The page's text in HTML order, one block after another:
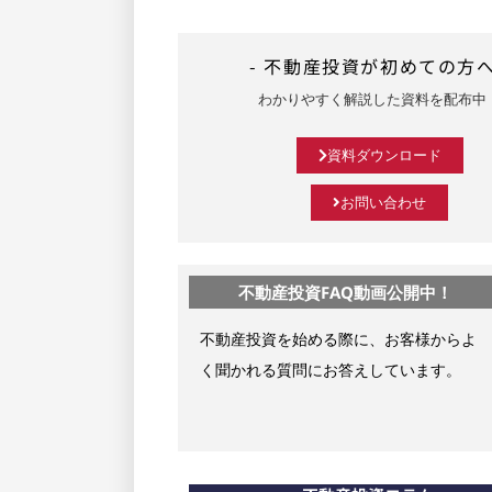
- 不動産投資が初めての方
わかりやすく解説した資料を配布中
資料ダウンロード
お問い合わせ
不動産投資FAQ動画公開中！
不動産投資を始める際に、お客様からよ
く聞かれる質問にお答えしています。